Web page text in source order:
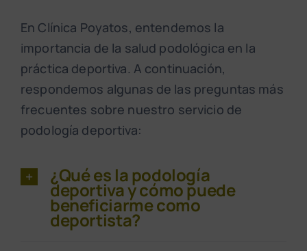
En Clínica Poyatos, entendemos la
importancia de la salud podológica en la
práctica deportiva. A continuación,
respondemos algunas de las preguntas más
frecuentes sobre nuestro servicio de
podología deportiva:
¿Qué es la podología
deportiva y cómo puede
beneficiarme como
deportista?